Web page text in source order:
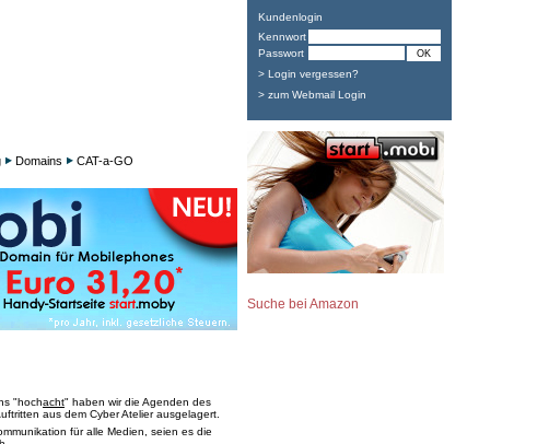
Domains CAT-a-GO
"hochacht" haben wir die Agenden des
aus dem Cyber Atelier ausgelagert.
für alle Medien, seien es die
Kundenlogin
Kennwort
Passwort
> Login vergessen?
> zum Webmail Login
Suche bei Amazon